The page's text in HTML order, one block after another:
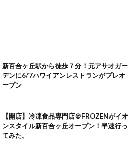
新百合ヶ丘駅から徒歩７分！元アサオガー
デンに6/7ハワイアンレストランがプレオ
ープン
【開店】冷凍食品専門店＠FROZENがイオ
ンスタイル新百合ヶ丘オープン！早速行っ
てみた。